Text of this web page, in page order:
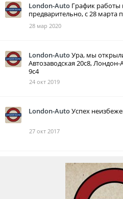
London-Auto График
предварительно, с 28 марта
28 мар 2020
London-AutoУра, мы
Автозаводская 20с8,
9с4
24 окт 2019
London-AutoУспех
27 окт 2017